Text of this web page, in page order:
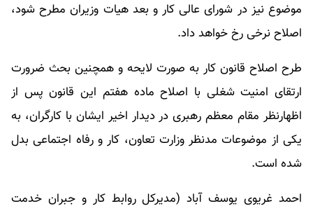
موضوع نیز در شورای عالی کار و بعد هیات وزیران مطرح شود،
اصلاح نرخی رخ خواهد داد.
طرح اصلاح قانون کار به صورت لایحه و همچنین بحث ضرورت
ارتقای امنیت شغلی با اصلاح ماده هفتم این قانون پس از
اظهارنظر مقام معظم رهبری در دیدار اخیر ایشان با کارگران، به
یکی از موضوعات مدنظر وزارت تعاون، کار و رفاه اجتماعی بدل
شده است.
احمد غریوی یوسف آباد (مدیرکل روابط کار و جبران خدمت